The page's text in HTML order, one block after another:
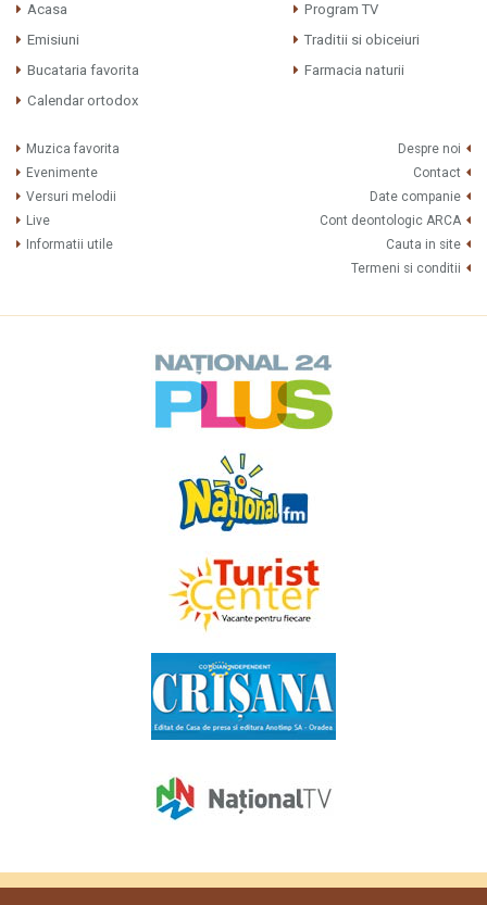
Acasa
Program TV
Emisiuni
Traditii si obiceiuri
Bucataria favorita
Farmacia naturii
Calendar ortodox
Muzica favorita
Evenimente
Versuri melodii
Live
Informatii utile
Despre noi
Contact
Date companie
Cont deontologic ARCA
Cauta in site
Termeni si conditii